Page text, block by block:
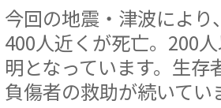
今回の地震・津波により
400人近くが死亡。200
明となっています。生存
負傷者の救助が続いてい